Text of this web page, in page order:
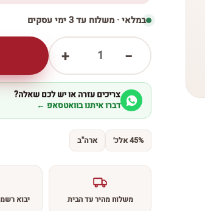
במלאי · משלוח עד 3 ימי עסקים
−
1
+
צריכים עזרה או יש לכם שאלה?
דברו איתנו בוואטסאפ ←
45% אלכ׳ ארה''ב
משלוח מהיר עד הבית יבוא